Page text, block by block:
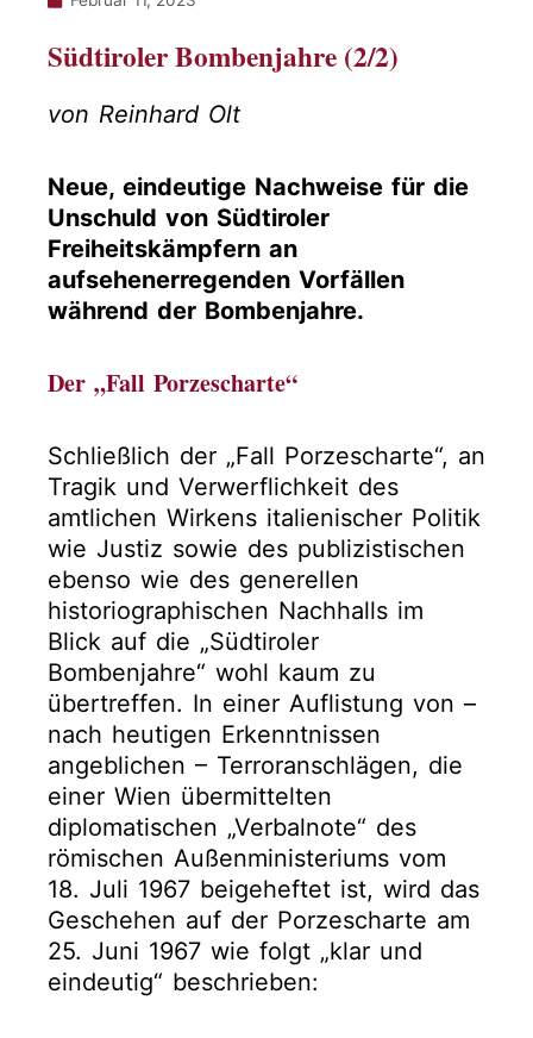
Südtiroler Bombenjahre (2/2)
von Reinhard Olt
Neue, eindeutige Nachweise für die
Unschuld von Südtiroler
Freiheitskämpfern an
aufsehenerregenden Vorfällen
während der Bombenjahre.
Der „Fall Porzescharte“
Schließlich der „Fall Porzescharte“, an
Tragik und Verwerflichkeit des
amtlichen Wirkens italienischer Politik
wie Justiz sowie des publizistischen
ebenso wie des generellen
historiographischen Nachhalls im
Blick auf die „Südtiroler
Bombenjahre“ wohl kaum zu
übertreffen. In einer Auflistung von –
nach heutigen Erkenntnissen
angeblichen – Terroranschlägen, die
einer Wien übermittelten
diplomatischen „Verbalnote“ des
römischen Außenministeriums vom
18. Juli 1967 beigeheftet ist, wird das
Geschehen auf der Porzescharte am
25. Juni 1967 wie folgt „klar und
eindeutig“ beschrieben: